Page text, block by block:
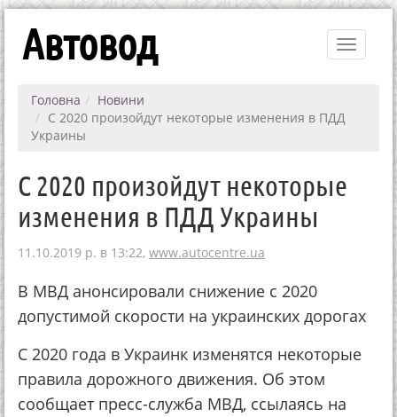
Toggle
Автовод
Головна
Новини
С 2020 произойдут некоторые изменения в ПДД
Украины
С 2020 произойдут некоторые
изменения в ПДД Украины
11.10.2019 р. в 13:22, www.autocentre.ua
В МВД анонсировали снижение с 2020
допустимой скорости на украинских дорогах
С 2020 года в Украинк изменятся некоторые
правила дорожного движения. Об этом
сообщает пресс-служба МВД, ссылаясь на